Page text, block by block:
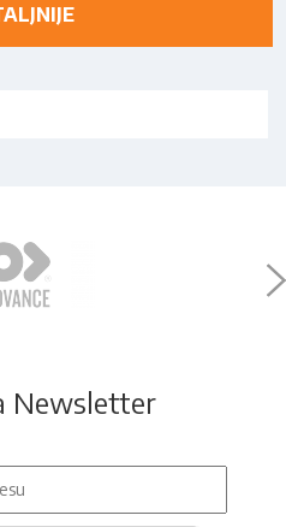
Newsletter